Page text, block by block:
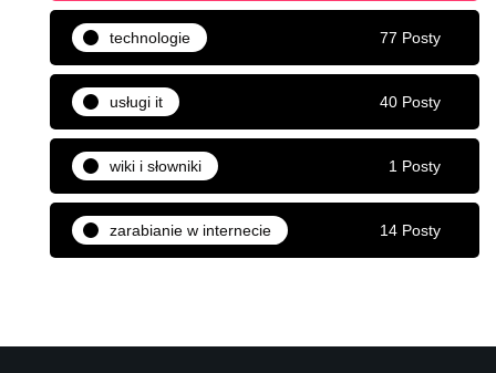
technologie 77 Posty
usługi it 40 Posty
wiki i słowniki 1 Posty
zarabianie w internecie 14 Posty